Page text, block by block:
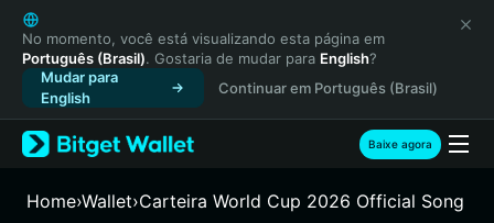
English
日本語
Tiếng Việt
Русский
Español (Latinoamérica)
Türkçe
Français
No momento, você está visualizando esta página em
Português (Brasil). Gostaria de mudar para English?
Mudar para
English
Continuar em Português (Brasil)
Baixe agora
Home›Wallet›Carteira World Cup 2026 Official Song